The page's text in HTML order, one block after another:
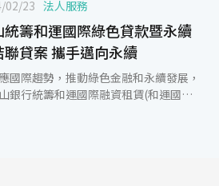
02/23 法人服務
統籌和運國際綠色貸款暨永續
聯貸案 攜手邁向永續
國際趨勢，推動綠色金融和永續發展，
銀行統籌和運國際融資租賃(和運國際)